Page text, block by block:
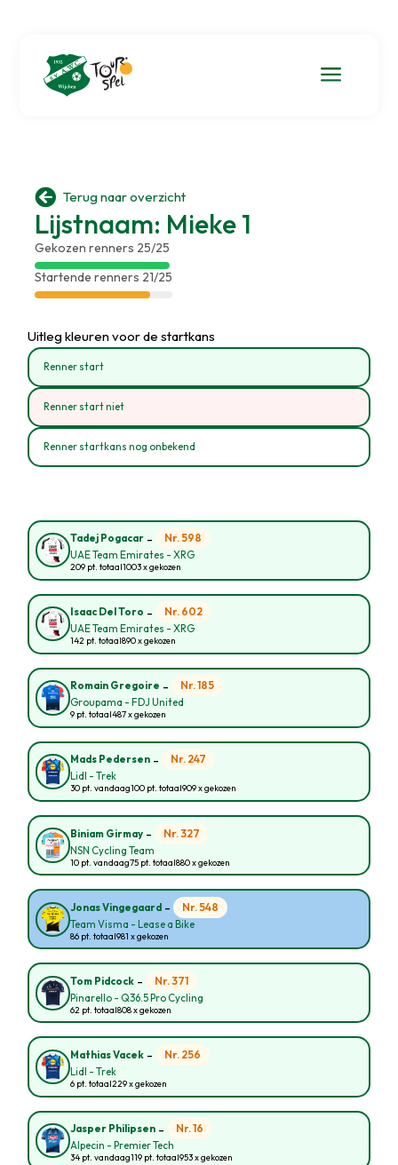
a
 Terug naar overzicht
Lijstnaam: Mieke 1
Gekozen renners 25/25
Startende renners 21/25
Uitleg kleuren voor de startkans
Renner start
Renner start niet
Renner startkans nog onbekend
Tadej Pogacar - Nr. 598
UAE Team Emirates - XRG
209 pt. totaal1003 x gekozen
Isaac Del Toro - Nr. 602
UAE Team Emirates - XRG
142 pt. totaal890 x gekozen
Romain Gregoire - Nr. 185
Groupama - FDJ United
9 pt. totaal487 x gekozen
Mads Pedersen - Nr. 247
Lidl - Trek
30 pt. vandaag100 pt. totaal909 x gekozen
Biniam Girmay - Nr. 327
NSN Cycling Team
10 pt. vandaag75 pt. totaal880 x gekozen
Jonas Vingegaard - Nr. 548
Team Visma - Lease a Bike
86 pt. totaal981 x gekozen
Tom Pidcock - Nr. 371
Pinarello - Q36.5 Pro Cycling
62 pt. totaal808 x gekozen
Mathias Vacek - Nr. 256
Lidl - Trek
6 pt. totaal229 x gekozen
Jasper Philipsen - Nr. 16
Alpecin - Premier Tech
34 pt. vandaag119 pt. totaal953 x gekozen